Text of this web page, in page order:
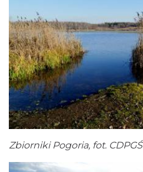
Zbiorniki Pogoria, fot. CDPGŚ